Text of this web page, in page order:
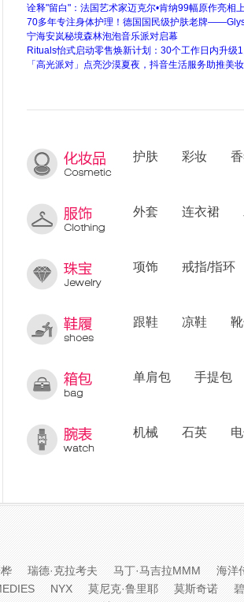
诠释"留白"：法国艺术家迈克尔•肯纳99幅原作亮相
70多年专注身体护理！德国国民级护肤老牌
宁海安岚秘境森林泡泡音乐派对启幕
Rituals怡式启动零售焕新计划：30个工作日内升级
「高光派对」点亮沙漠夏夜，抖音生活服务助推美
护肤 彩妆
外套 连衣裙
项饰 戒指/指环
跟鞋 凉鞋
单肩包 手提包
机械 石英
瑞德·克拉考夫 马丁·马吉拉MMM 海洋
NYX 莫尼克·鲁里耶 莫斯奇诺